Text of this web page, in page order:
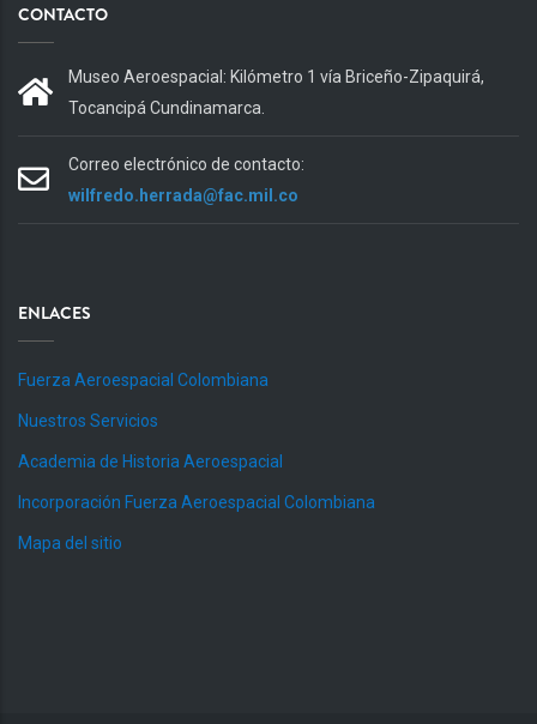
CONTACTO
Museo Aeroespacial: Kilómetro 1 vía Briceño-Zipaquirá,
Tocancipá Cundinamarca.
Correo electrónico de contacto:
wilfredo.herrada@fac.mil.co
ENLACES
Fuerza Aeroespacial Colombiana
Nuestros Servicios
Academia de Historia Aeroespacial
Incorporación Fuerza Aeroespacial Colombiana
Mapa del sitio